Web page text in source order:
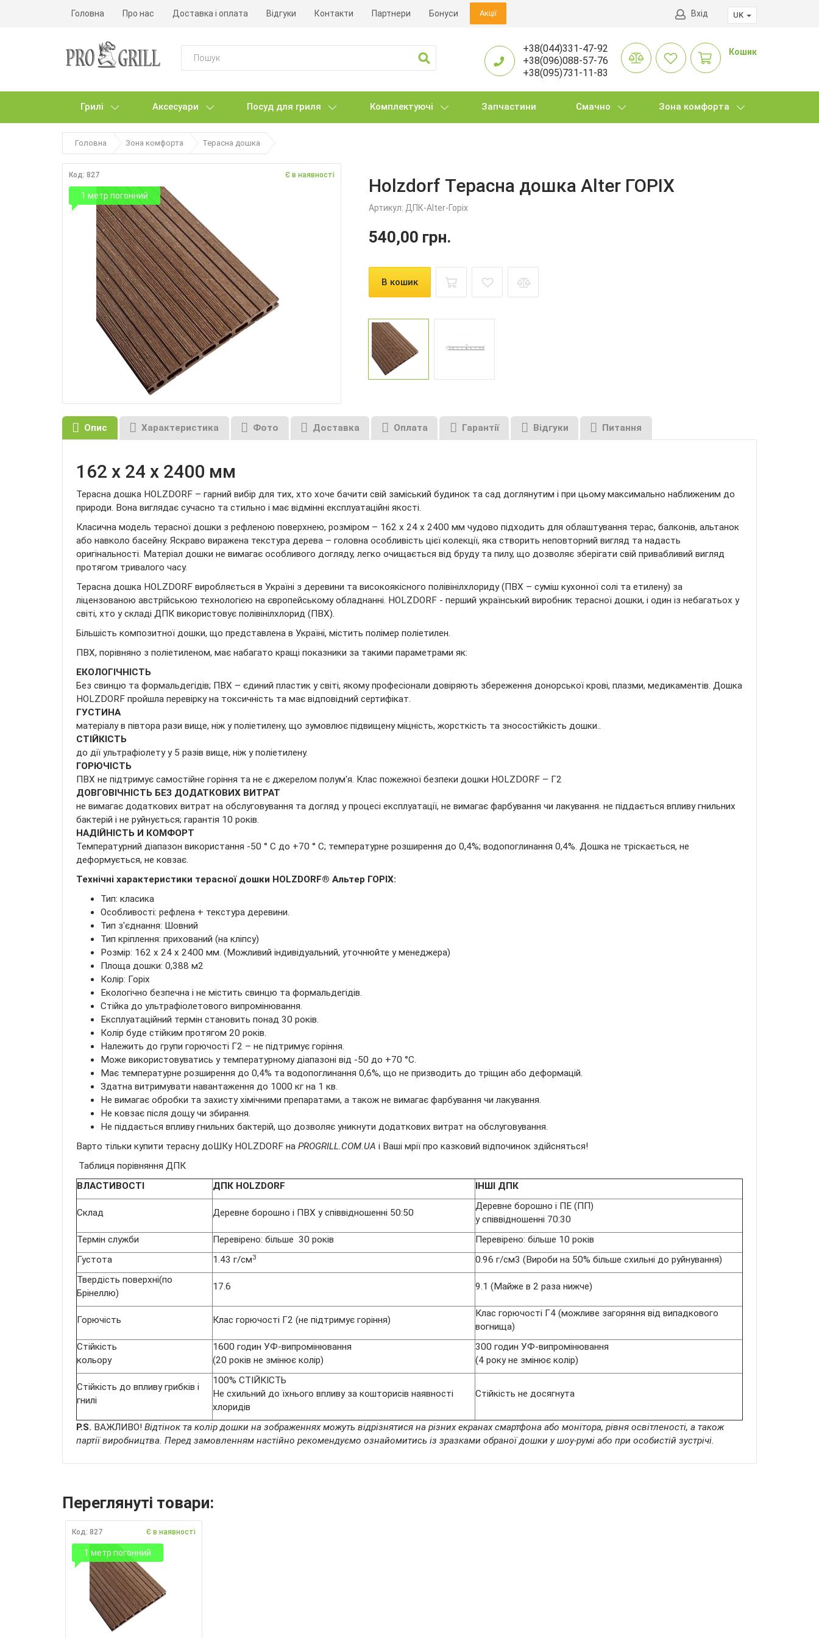
UK
Головна Про нас Доставка і оплата Відгуки Контакти Партнери Бонуси Акції Вхід
Кошик
+38(044)331-47-92
+38(096)088-57-76
+38(095)731-11-83
Грилі Аксесуари Посуд для гриля Комплектуючі Запчастини Смачно Зона комфорта
Головна Зона комфорта Терасна дошка
Код: 827 Є в наявності
1 метр погонний Holzdorf Терасна дошка Alter ГОРІХ
Артикул: ДПК-Alter-Горіх
540,00 грн.
В кошик
Oпис Характеристика Фото Доставка Оплата Гарантії Відгуки Питання
162 х 24 х 2400 мм
Терасна дошка HOLZDORF – гарний вибір для тих, хто хоче бачити свій заміський будинок та сад доглянутим і при цьому максимально наближеним до
природи. Вона виглядає сучасно та стильно і має відмінні експлуатаційні якості.
Класична модель терасної дошки з рефленою поверхнею, розміром – 162 х 24 х 2400 мм чудово підходить для облаштування терас, балконів, альтанок
або навколо басейну. Яскраво виражена текстура дерева – головна особливість цієї колекції, яка створить неповторний вигляд та надасть
оригінальності. Матеріал дошки не вимагає особливого догляду, легко очищається від бруду та пилу, що дозволяє зберігати свій привабливий вигляд
протягом тривалого часу.
Терасна дошка HOLZDORF виробляється в Україні з деревини та високоякісного полівінілхлориду (ПВХ – суміш кухонної солі та етилену) за
ліцензованою австрійською технологією на європейському обладнанні. HOLZDORF - перший український виробник терасної дошки, і один із небагатьох у
світі, хто у складі ДПК використовує полівінілхлорид (ПВХ).
Більшість композитної дошки, що представлена ​​в Україні, містить полімер поліетилен.
ПВХ, порівняно з поліетиленом, має набагато кращі показники за такими параметрами як:
ЕКОЛОГІЧНІСТЬ
Без свинцю та формальдегідів; ПВХ – єдиний пластик у світі, якому професіонали довіряють збереження донорської крові, плазми, медикаментів. Дошка
HOLZDORF пройшла перевірку на токсичність та має відповідний сертифікат.
ГУСТИНА
матеріалу в півтора рази вище, ніж у поліетилену, що зумовлює підвищену міцність, жорсткість та зносостійкість дошки..
СТІЙКІСТЬ
до дії ультрафіолету у 5 разів вище, ніж у поліетилену.
ГОРЮЧІСТЬ
ПВХ не підтримує самостійне горіння та не є джерелом полум'я. Клас пожежної безпеки дошки HOLZDORF – Г2
ДОВГОВІЧНІСТЬ БЕЗ ДОДАТКОВИХ ВИТРАТ
не вимагає додаткових витрат на обслуговування та догляд у процесі експлуатації, не вимагає фарбування чи лакування. не піддається впливу гнильних
бактерій і не руйнується; гарантія 10 років.
НАДІЙНІСТЬ И КОМФОРТ
Температурний діапазон використання -50 ° С до +70 ° С; температурне розширення до 0,4%; водопоглинання 0,4%. Дошка не тріскається, не
деформується, не ковзає.
Технічні характеристики терасної дошки HOLZDORF® Альтер ГОРІХ:
Тип: класика
Особливості: рефлена + текстура деревини.
Тип з'єднання: Шовний
Тип кріплення: прихований (на кліпсу)
Розмір: 162 х 24 х 2400 мм. (Можливий індивідуальний, уточнюйте у менеджера)
Площа дошки: 0,388 м2
Колір: Горіх
Екологічно безпечна і не містить свинцю та формальдегідів.
Стійка до ультрафіолетового випромінювання.
Експлуатаційний термін становить понад 30 років.
Колір буде стійким протягом 20 років.
Належить до групи горючості Г2 – не підтримує горіння.
Може використовуватись у температурному діапазоні від -50 до +70 °C.
Має температурне розширення до 0,4% та водопоглинання 0,6%, що не призводить до тріщин або деформацій.
Здатна витримувати навантаження до 1000 кг на 1 кв.
Не вимагає обробки та захисту хімічними препаратами, а також не вимагає фарбування чи лакування.
Не ковзає після дощу чи збирання.
Не піддається впливу гнильних бактерій, що дозволяє уникнути додаткових витрат на обслуговування.
Варто тільки купити терасну доШКу HOLZDORF на PROGRILL.COM.UA і Ваші мрії про казковий відпочинок здійсняться!
Таблиця порівняння ДПК
ВЛАСТИВОСТІ
ДПК HOLZDORF ІНШІ ДПК
Склад Деревне борошно і ПВХ у співвідношенні 50:50
Деревне борошно і ПЕ (ПП)
у співвідношенні 70:30
Термін служби
Перевірено: більше 30 років
Перевірено: більше 10 років
Густота
1.43 г/см3
0.96 г/см3 (Вироби на 50% більше схильні до руйнування)
Твердість поверхні(по
Брінеллю)
17.6 9.1 (Майже в 2 раза нижче)
Горючість Клас горючості Г2 (не підтримує горіння)
Клас горючості Г4 (можливе загоряння від випадкового
вогнища)
Стійкість
кольору
1600 годин УФ-випромінювання
(20 років не змінює колір)
300 годин УФ-випромінювання
(4 року не змінює колір)
Стійкість до впливу грибків і
гнилі
100% СТІЙКІСТЬ
Не схильний до їхнього впливу за кошторисів наявності
хлоридів
Стійкість не досягнута
P.S. ВАЖЛИВО! Відтінок та колір дошки на зображеннях можуть відрізнятися на різних екранах смартфона або монітора, рівня освітленості, а також
партії виробництва. Перед замовленням настійно рекомендуємо ознайомитись із зразками обраної дошки у шоу-румі або при особистій зустрічі.
Переглянуті товари:
Код: 827 Є в наявності
1 метр погонний